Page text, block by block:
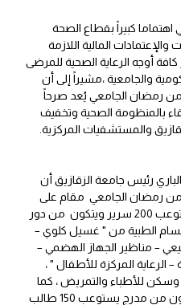
كبيراً بقطاع الصحة
المالية اللازمة
كافة أوجه الرعاية الصحية للمرضى
والجامعية ،مشيراً إلى أن
رمضان الجامعي يُعد صرحاً
بالمنظومة الصحية وتخفيف
والمستشفيات المركزية.
رئيس جامعة الزقازيق أن
رمضان الجامعي مقام على
مساحة 22 ألف و 655 متر م2 ويستوعب 200 سرير ويتكون من دور
الأقسام الطبية من " غسيل كلوي –
– مناظير الجهاز الهضمي –
– الرعاية المركزة للأطفال " ،
للأطباء والتمريض ، كما
يضم المستشفى مبنى تعليمي يتكون من مدرج يستوعب 150 طالب